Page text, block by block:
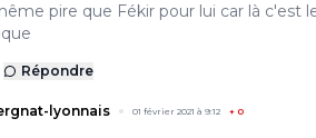
pire que Fékir pour lui car là c'est
Répondre
lyonnais 01 février 2021 à 9:12 + 0